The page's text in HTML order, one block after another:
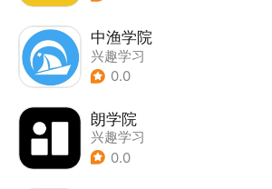
中渔学院
兴趣学习
0.0
朗学院
兴趣学习
0.0